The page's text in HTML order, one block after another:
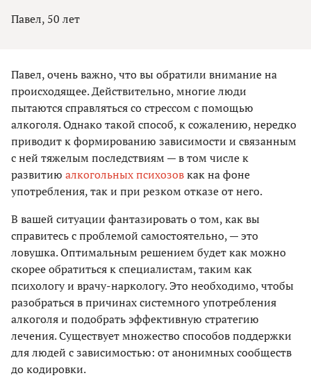
Павел, 50 лет
Павел, очень важно, что вы обратили внимание на
происходящее. Действительно, многие люди
пытаются справляться со стрессом с помощью
алкоголя. Однако такой способ, к сожалению, нередко
приводит к формированию зависимости и связанным
с ней тяжелым последствиям — в том числе к
развитию алкогольных психозовкак на фоне
употребления, так и при резком отказе от него.
В вашей ситуации фантазировать о том, как вы
справитесь с проблемой самостоятельно, — это
ловушка. Оптимальным решением будет как можно
скорее обратиться к специалистам, таким как
психологу и врачу-наркологу. Это необходимо, чтобы
разобраться в причинах системного употребления
алкоголя и подобрать эффективную стратегию
лечения. Существует множество способов поддержки
для людей с зависимостью: от анонимных сообществ
до кодировки.